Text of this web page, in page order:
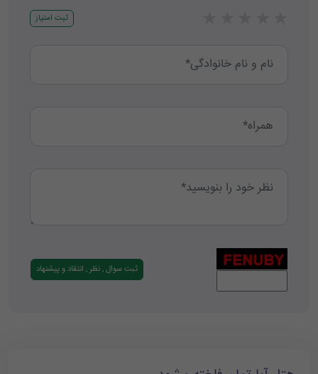
ثبت امتیاز